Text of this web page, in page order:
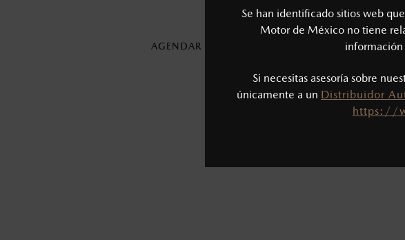
Se han identificado sitios web
Motor de México no tiene
información
Si necesitas asesoría sobre
únicamente a un Distribuidor
https://
AGENDAR UNA CITA CON UN VENDEDOR